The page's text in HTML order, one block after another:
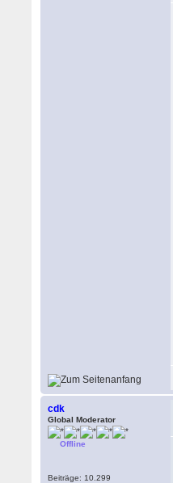
cdk
Global Moderator
Offline
Beiträge: 10.299